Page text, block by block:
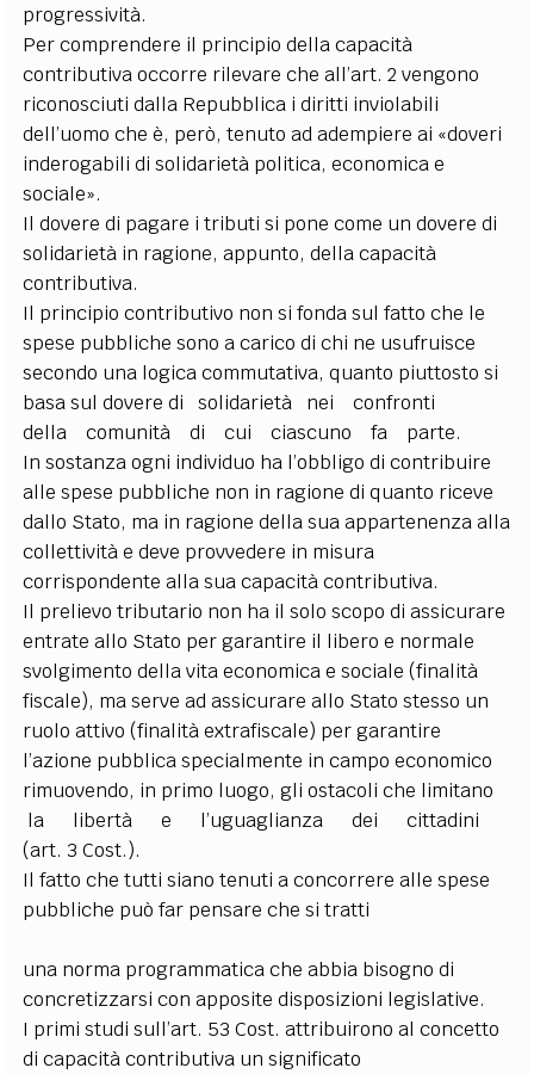
progressività.
Per comprendere il principio della capacità
contributiva occorre rilevare che all’art. 2 vengono
riconosciuti dalla Repubblica i diritti inviolabili
dell’uomo che è, però, tenuto ad adempiere ai «doveri
inderogabili di solidarietà politica, economica e
sociale».
Il dovere di pagare i tributi si pone come un dovere di
solidarietà in ragione, appunto, della capacità
contributiva.
Il principio contributivo non si fonda sul fatto che le
spese pubbliche sono a carico di chi ne usufruisce
secondo una logica commutativa, quanto piuttosto si
basa sul dovere di solidarietà nei confronti
della comunità di cui ciascuno fa parte.
In sostanza ogni individuo ha l’obbligo di contribuire
alle spese pubbliche non in ragione di quanto riceve
dallo Stato, ma in ragione della sua appartenenza alla
collettività e deve provvedere in misura
corrispondente alla sua capacità contributiva.
Il prelievo tributario non ha il solo scopo di assicurare
entrate allo Stato per garantire il libero e normale
svolgimento della vita economica e sociale (finalità
fiscale), ma serve ad assicurare allo Stato stesso un
ruolo attivo (finalità extrafiscale) per garantire
l’azione pubblica specialmente in campo economico
rimuovendo, in primo luogo, gli ostacoli che limitano
la libertà e l’uguaglianza dei cittadini
(art. 3 Cost.).
Il fatto che tutti siano tenuti a concorrere alle spese
pubbliche può far pensare che si tratti
una norma programmatica che abbia bisogno di
concretizzarsi con apposite disposizioni legislative.
I primi studi sull’art. 53 Cost. attribuirono al concetto
di capacità contributiva un significato